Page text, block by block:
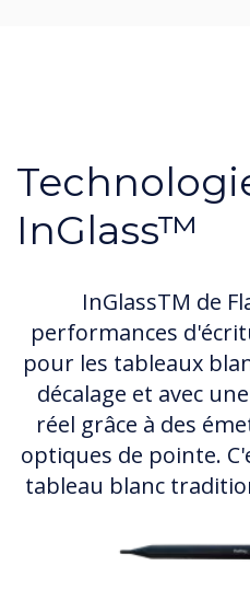
InGlass™
InGlassTM de
performances
pour les tableaux
décalage et avec
réel grâce à des
optiques de pointe.
tableau blanc